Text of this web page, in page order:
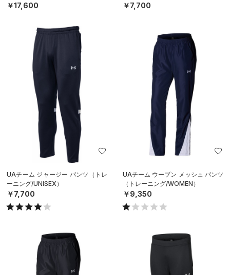
￥17,600 ￥7,700
UAチーム ジャージー パンツ（トレ
ーニング/UNISEX）
￥7,700
UAチーム ウーブン メッシュ パンツ
（トレーニング/WOMEN）
￥9,350